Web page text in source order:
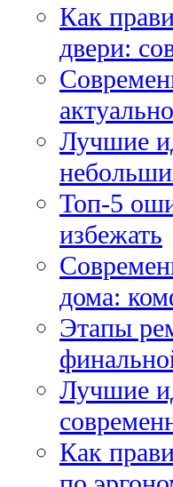
Как
двери:
Лучшие
Топ-5
избежать
дома:
Этапы
Лучшие
Как